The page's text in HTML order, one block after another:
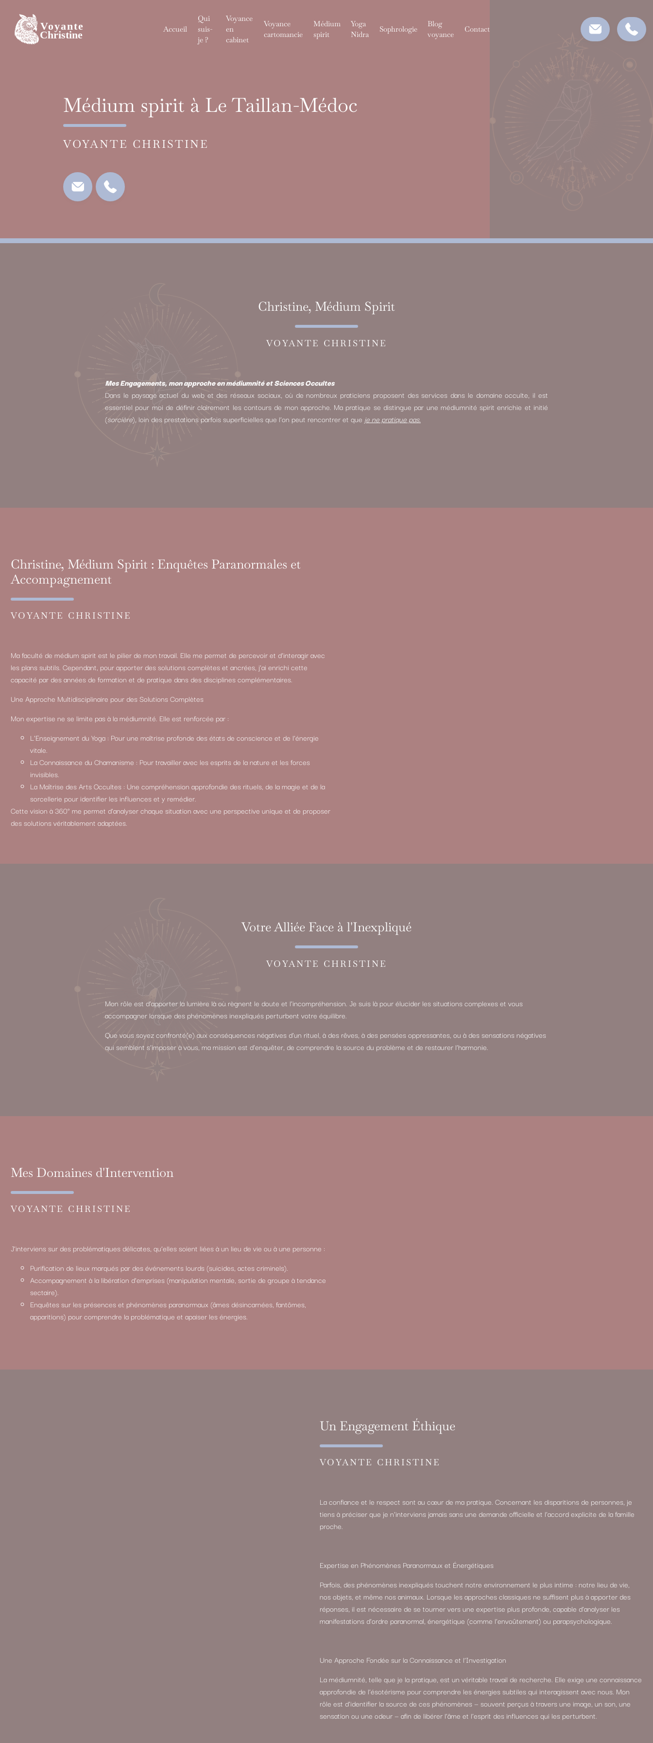
content
Accueil
Qui
suis-
je ?
Voyance
en
cabinet
Voyance
cartomancie
Médium
spirit
Yoga
Nidra
Sophrologie
Blog
voyance
Contact
Médium spirit à Le Taillan-Médoc
VOYANTE CHRISTINE
Christine, Médium Spirit
VOYANTE CHRISTINE
Mes Engagements, mon approche en médiumnité et Sciences Occultes
Dans le paysage actuel du web et des réseaux sociaux, où de nombreux praticiens proposent des services dans le domaine occulte, il est
essentiel pour moi de définir clairement les contours de mon approche. Ma pratique se distingue par une médiumnité spirit enrichie et initié
(sorcière), loin des prestations parfois superficielles que l’on peut rencontrer et que je ne pratique pas.
Christine, Médium Spirit : Enquêtes Paranormales et
Accompagnement
VOYANTE CHRISTINE
Ma faculté de médium spirit est le pilier de mon travail. Elle me permet de percevoir et d’interagir avec
les plans subtils. Cependant, pour apporter des solutions complètes et ancrées, j’ai enrichi cette
capacité par des années de formation et de pratique dans des disciplines complémentaires.
Une Approche Multidisciplinaire pour des Solutions Complètes
Mon expertise ne se limite pas à la médiumnité. Elle est renforcée par :
L’Enseignement du Yoga : Pour une maîtrise profonde des états de conscience et de l’énergie
vitale.
La Connaissance du Chamanisme : Pour travailler avec les esprits de la nature et les forces
invisibles.
La Maîtrise des Arts Occultes : Une compréhension approfondie des rituels, de la magie et de la
sorcellerie pour identifier les influences et y remédier.
Cette vision à 360° me permet d’analyser chaque situation avec une perspective unique et de proposer
des solutions véritablement adaptées.
Votre Alliée Face à l'Inexpliqué
VOYANTE CHRISTINE
Mon rôle est d’apporter la lumière là où règnent le doute et l’incompréhension. Je suis là pour élucider les situations complexes et vous
accompagner lorsque des phénomènes inexpliqués perturbent votre équilibre.
Que vous soyez confronté(e) aux conséquences négatives d’un rituel, à des rêves, à des pensées oppressantes, ou à des sensations négatives
qui semblent s’imposer à vous, ma mission est d’enquêter, de comprendre la source du problème et de restaurer l’harmonie.
Mes Domaines d'Intervention
VOYANTE CHRISTINE
J’interviens sur des problématiques délicates, qu’elles soient liées à un lieu de vie ou à une personne :
Purification de lieux marqués par des événements lourds (suicides, actes criminels).
Accompagnement à la libération d’emprises (manipulation mentale, sortie de groupe à tendance
sectaire).
Enquêtes sur les présences et phénomènes paranormaux (âmes désincarnées, fantômes,
apparitions) pour comprendre la problématique et apaiser les énergies.
Un Engagement Éthique
VOYANTE CHRISTINE
La confiance et le respect sont au cœur de ma pratique. Concernant les disparitions de personnes, je
tiens à préciser que je n’interviens jamais sans une demande officielle et l’accord explicite de la famille
proche.
Expertise en Phénomènes Paranormaux et Énergétiques
Parfois, des phénomènes inexpliqués touchent notre environnement le plus intime : notre lieu de vie,
nos objets, et même nos animaux. Lorsque les approches classiques ne suffisent plus à apporter des
réponses, il est nécessaire de se tourner vers une expertise plus profonde, capable d’analyser les
manifestations d’ordre paranormal, énergétique (comme l’envoûtement) ou parapsychologique.
Une Approche Fondée sur la Connaissance et l’Investigation
La médiumnité, telle que je la pratique, est un véritable travail de recherche. Elle exige une connaissance
approfondie de l’ésotérisme pour comprendre les énergies subtiles qui interagissent avec nous. Mon
rôle est d’identifier la source de ces phénomènes — souvent perçus à travers une image, un son, une
sensation ou une odeur — afin de libérer l’âme et l’esprit des influences qui les perturbent.